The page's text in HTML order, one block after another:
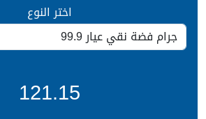
اختر النوع
121.15